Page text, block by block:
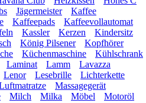
Jägermeister
Kaffee
Kaffeepads
Kaffeevollautomat
Kassler Kerzen
Kindersitz
König Pilsener
Kopfhörer
Küchenmaschine
Kühlschrank
Laminat Lamm
Lavazza
Lenor Lesebrille
Lichterkette
Massagegerät
Milch Milka Möbel
Motoröl